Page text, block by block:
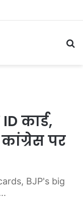
कार्ड,
पर
BJP's big